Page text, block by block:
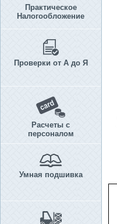
Практическое
Налогообложение
Проверки от А до Я
Расчеты с
персоналом
Умная подшивка